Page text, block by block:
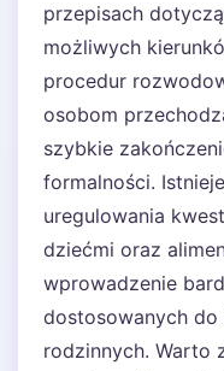
przepisach
możliwych
procedur
osobom
szybkie
formalności.
uregulowania
dziećmi oraz
wprowadzenie
dostosowanych
rodzinnych. Warto